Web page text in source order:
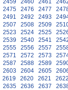
2459 2460 2461
2475 2476 2477
2491 2492 2493
2507 2508 2509
2523 2524 2525
2539 2540 2541
2555 2556 2557
2571 2572 2573
2587 2588 2589
2603 2604 2605
2619 2620 2621
2635 2636 2637